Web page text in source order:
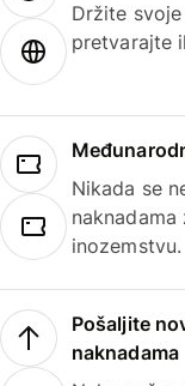
Držite
pretvarajte
Nikada se
inozemstvu.
Pošaljite
naknadama